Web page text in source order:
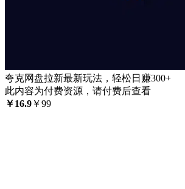
夸克网盘拉新最新玩法，轻松日赚300+
此内容为付费资源，请付费后查看
￥16.9 ￥99